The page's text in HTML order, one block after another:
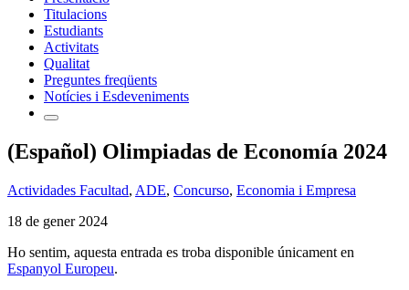
Titulacions
Estudiants
Activitats
Qualitat
Preguntes freqüents
Notícies i Esdeveniments
(Español) Olimpiadas de Economía 2024
Actividades Facultad, ADE, Concurso, Economia i Empresa
18 de gener 2024
Ho sentim, aquesta entrada es troba disponible únicament en
Espanyol Europeu.